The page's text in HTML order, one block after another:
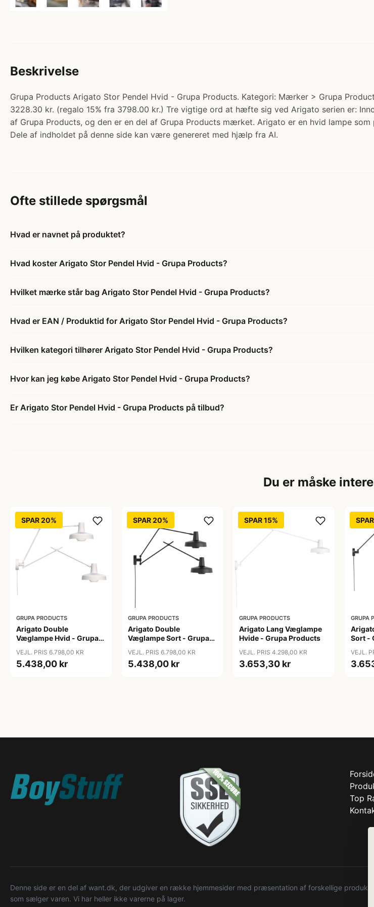
Beskrivelse
Grupa Products Arigato Stor Pendel Hvid - Grupa Products. Kategori: Mærker > Grupa
3228.30 kr. (regalo 15% fra 3798.00 kr.) Tre vigtige ord at hæfte sig ved Arigato serien er:
af Grupa Products, og den er en del af Grupa Products mærket. Arigato er en hvid lampe
Dele af indholdet på denne side kan være genereret med hjælp fra AI.
Ofte stillede spørgsmål
Hvad er navnet på produktet?
Hvad koster Arigato Stor Pendel Hvid - Grupa Products?
Hvilket mærke står bag Arigato Stor Pendel Hvid - Grupa Products?
Hvad er EAN / Produktid for Arigato Stor Pendel Hvid - Grupa Products?
Hvilken kategori tilhører Arigato Stor Pendel Hvid - Grupa Products?
Hvor kan jeg købe Arigato Stor Pendel Hvid - Grupa Products?
Er Arigato Stor Pendel Hvid - Grupa Products på tilbud?
Du er måske
SPAR 20%
GRUPA PRODUCTS
Arigato Double
Væglampe Hvid - Grupa
VEJL. PRIS 6.798,00 KR
5.438,00 kr
SPAR 20%
GRUPA PRODUCTS
Arigato Double
Væglampe Sort - Grupa
VEJL. PRIS 6.798,00 KR
5.438,00 kr
SPAR 15%
GRUPA PRODUCTS
Arigato Lang Væglampe
Hvide - Grupa Products
VEJL. PRIS 4.298,00 KR
3.653,30 kr
GRUPA
Sort -
VEJL.
Top
Denne side er en del af want.dk, der udgiver en række hjemmesider med præsentation af forskellige
som sælger varen. Vi har heller ikke varerne på lager.